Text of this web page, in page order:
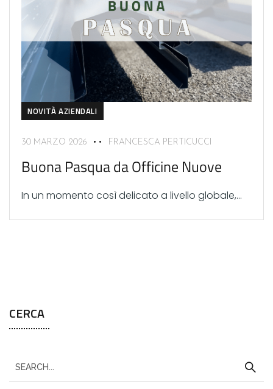
NOVITÀ AZIENDALI
30 MARZO 2026 FRANCESCA PERTICUCCI
Buona Pasqua da Officine Nuove
In un momento così delicato a livello globale,...
CERCA